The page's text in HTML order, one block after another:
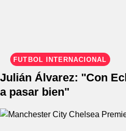
FÚTBOL INTERNACIONAL
Julián Álvarez: "Con
a pasar bien"